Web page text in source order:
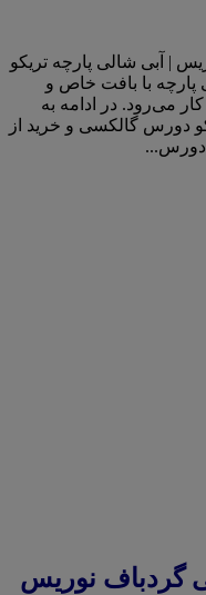
| آبی شالی پارچه تریکو
با بافت خاص و
می‌رود. در ادامه به
دورس گالکسی و خرید از
دورس...
گردباف نوریس